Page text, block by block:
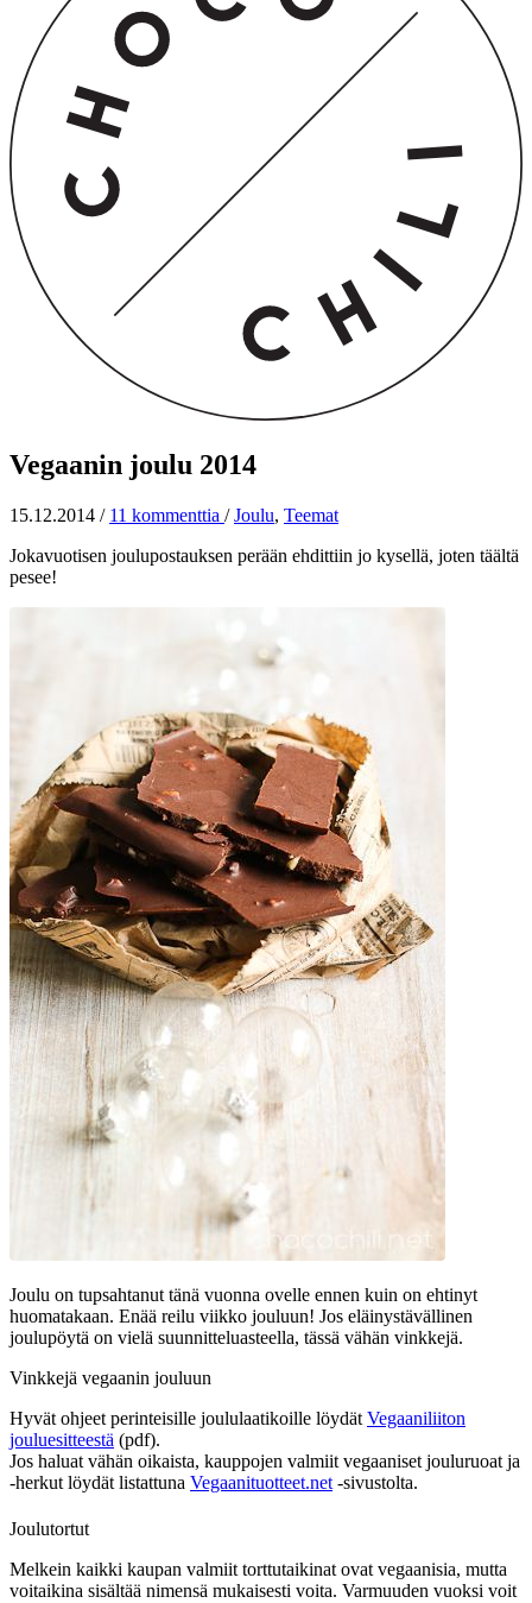
Vegaanin joulu 2014
15.12.2014 / 11 kommenttia / Joulu, Teemat
Jokavuotisen joulupostauksen perään ehdittiin jo kysellä, joten täältä
pesee!
Joulu on tupsahtanut tänä vuonna ovelle ennen kuin on ehtinyt
huomatakaan. Enää reilu viikko jouluun! Jos eläinystävällinen
joulupöytä on vielä suunnitteluasteella, tässä vähän vinkkejä.
Vinkkejä vegaanin jouluun
Hyvät ohjeet perinteisille joululaatikoille löydät Vegaaniliiton
jouluesitteestä (pdf).
Jos haluat vähän oikaista, kauppojen valmiit vegaaniset jouluruoat ja
-herkut löydät listattuna Vegaanituotteet.net -sivustolta.
Joulutortut
Melkein kaikki kaupan valmiit torttutaikinat ovat vegaanisia, mutta
voitaikina sisältää nimensä mukaisesti voita. Varmuuden vuoksi voit